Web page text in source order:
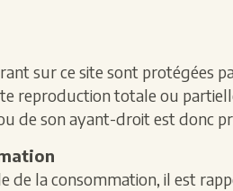
sur ce site sont protégées
reproduction totale ou
de son ayant-droit est donc
de la consommation, il est